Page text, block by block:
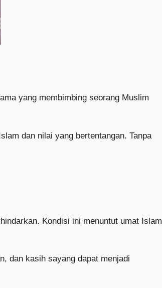
yang membimbing seorang Muslim
dan nilai yang bertentangan. Tanpa
Kondisi ini menuntut umat Islam
dan kasih sayang dapat menjadi